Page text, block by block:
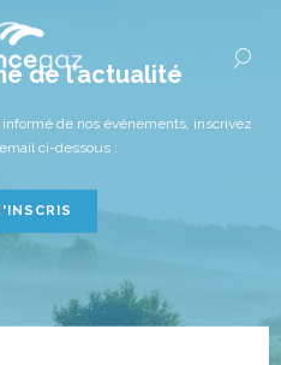
de l’actualité
de nos événements, inscrivez
ci-dessous :